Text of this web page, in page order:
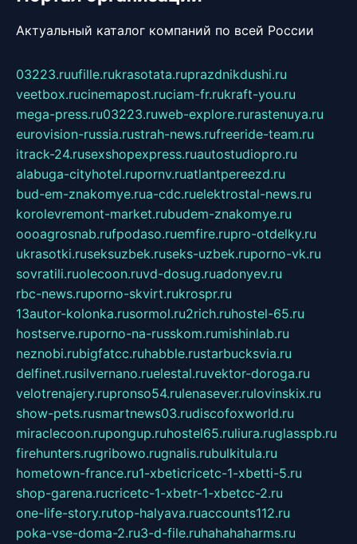
Актуальный каталог компаний по всей России
03223.ruufille.rukrasotata.ruprazdnikdushi.ru
veetbox.rucinemapost.ruciam-fr.rukraft-you.ru
mega-press.ru03223.ruweb-explore.rurastenuya.ru
eurovision-russia.rustrah-news.rufreeride-team.ru
itrack-24.rusexshopexpress.ruautostudiopro.ru
alabuga-cityhotel.rupornv.ruatlantpereezd.ru
bud-em-znakomye.rua-cdc.ruelektrostal-news.ru
korolevremont-market.rubudem-znakomye.ru
oooagrosnab.rufpodaso.ruemfire.rupro-otdelky.ru
ukrasotki.ruseksuzbek.ruseks-uzbek.ruporno-vk.ru
sovratili.ruolecoon.ruvd-dosug.ruadonyev.ru
rbc-news.ruporno-skvirt.rukrospr.ru
13autor-kolonka.rusormol.ru2rich.ruhostel-65.ru
hostserve.ruporno-na-russkom.rumishinlab.ru
neznobi.rubigfatcc.ruhabble.rustarbucksvia.ru
delfinet.rusilvernano.ruelestal.ruvektor-doroga.ru
velotrenajery.rupronso54.rulenasever.rulovinskix.ru
show-pets.rusmartnews03.rudiscofoxworld.ru
miraclecoon.rupongup.ruhostel65.ruliura.ruglasspb.ru
firehunters.rugribowo.rugnalis.rubulkitula.ru
hometown-france.ru1-xbeticricetc-1-xbetti-5.ru
shop-garena.rucricetc-1-xbetr-1-xbetcc-2.ru
one-life-story.rutop-halyava.ruaccounts112.ru
poka-vse-doma-2.ru3-d-file.ruhahahaharms.ru